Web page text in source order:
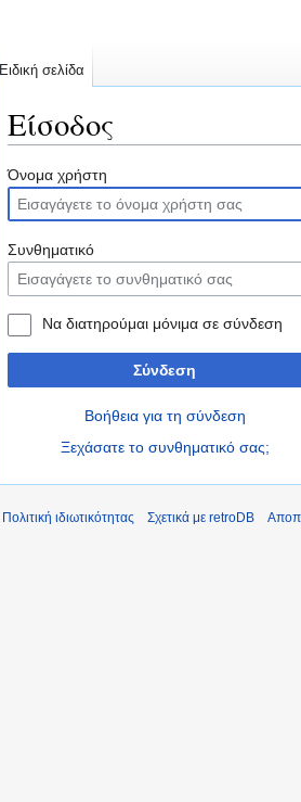
Είσοδος
Μετάβαση
στην
πλοήγηση
Πήδηση
στην
αναζήτηση
Όνομα χρήστη
Συνθηματικό
Να διατηρούμαι μόνιμα σε σύνδεση
Σύνδεση
Βοήθεια για τη σύνδεση
Ξεχάσατε το συνθηματικό σας;
Ειδική σελίδα
Πολιτική ιδιωτικότητας Σχετικά με retroDB